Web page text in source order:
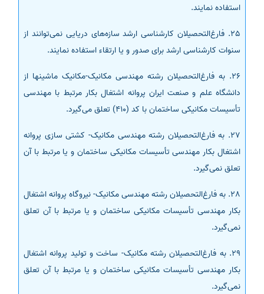
استفاده نمایند.
25. فارغ‌التحصیلان کارشناسی ارشد سازه‌های دریایی نمی‌توانند از
سنوات کارشناسی ارشد برای صدور و یا ارتقاء استفاده نمایند.
26. به فارغ‌التحصیلان رشته مهندسی مکانیک-مکانیک ماشینها از
دانشگاه علم و صنعت ایران پروانه اشتغال بکار مرتبط با مهندسی
تأسیسات مکانیکی ساختمان با کد (410) تعلق می‌گیرد.
27. به فارغ‌التحصیلان رشته مهندسی مکانیک- کشتی سازی پروانه
اشتغال بکار مهندسی تأسیسات مکانیکی ساختمان و یا مرتبط با آن
تعلق نمی‌گیرد.
28. به فارغ‌التحصیلان رشته مهندسی مکانیک- نیروگاه پروانه اشتغال
بکار مهندسی تأسیسات مکانیکی ساختمان و یا مرتبط با آن تعلق
نمی‌گیرد.
29. به فارغ‌التحصیلان رشته مکانیک- ساخت و تولید پروانه اشتغال
بکار مهندسی تأسیسات مکانیکی ساختمان و یا مرتبط با آن تعلق
نمی‌گیرد.